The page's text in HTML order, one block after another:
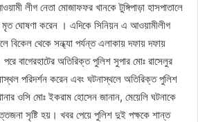
লীগ নেতা মোজাফফর খানকে টুঙ্গিপাড়া হাসপাতালে
মৃত ঘোষণা করেন । এদিকে সিনিয়ন এ আওয়ামীলীগ
বিকেল থেকে সন্ধ্যা পর্যন্ত এলাকায় দফায় দফায়
বাগেরহাটের অতিরিক্ত পুলিশ সুপার মোঃ রাসেলুর
পরিদর্শন করেন এবং ঘটনাস্থলে অতিরিক্ত পুলিশ
ওসি মোঃ ইকরাম হোসেন জানান, মেয়েলি ঘটনাকে
সৃষ্টি হয়। খবর পেয়ে পুলিশ দুই পক্ষকে শান্ত